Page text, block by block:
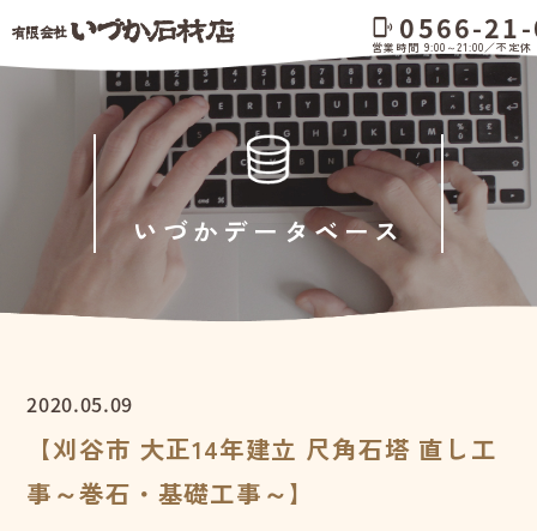
いづかデータベース
2020.05.09
【刈谷市 大正14年建立 尺角石塔 直し工
事～巻石・基礎工事～】
phonelink_ring 0566-
営業時間 9:00～21:00／不定休